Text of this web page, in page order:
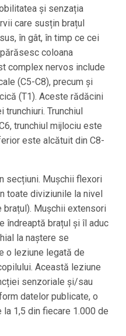
și senzația
care susțin brațul
în gât, în timp ce cei
coloana
complex nervos include
(C5-C8), precum și
(T1). Aceste rădăcini
trunchiuri. Trunchiul
trunchiul mijlociu este
este alcătuit din C8-
secțiuni. Mușchii flexori
toate diviziunile la nivel
brațul). Mușchii extensori
îndreaptă brațul și îl aduc
la naștere se
o leziune legată de
Această leziune
senzoriale și/sau
datelor publicate, o
1,5 din fiecare 1.000 de